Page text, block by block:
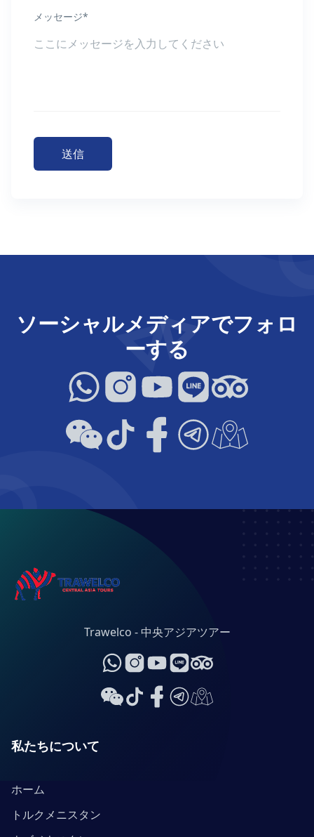
メッセージ*
送信
ソーシャルメディアでフォロ
ーする
Trawelco - 中央アジアツアー
私たちについて
ホーム
トルクメニスタン